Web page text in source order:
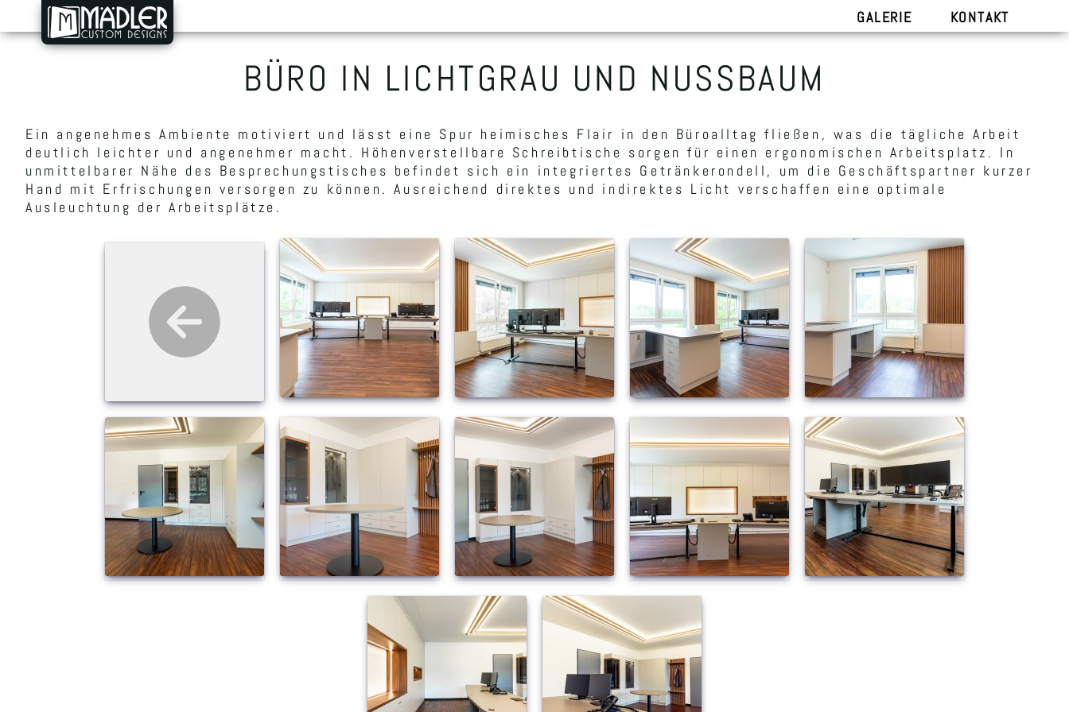
GALERIE KONTAKT
BÜRO IN LICHTGRAU UND NUSSBAUM
Ein angenehmes Ambiente motiviert und lässt eine Spur heimisches Flair in den Büroalltag fließen, was die tägliche Arbeit
deutlich leichter und angenehmer macht. Höhenverstellbare Schreibtische sorgen für einen ergonomischen Arbeitsplatz. In
unmittelbarer Nähe des Besprechungstisches befindet sich ein integriertes Getränkerondell, um die Geschäftspartner kurzer
Hand mit Erfrischungen versorgen zu können. Ausreichend direktes und indirektes Licht verschaffen eine optimale
Ausleuchtung der Arbeitsplätze.